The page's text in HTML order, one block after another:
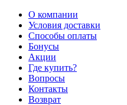
О компании
Условия доставки
Способы оплаты
Бонусы
Акции
Где купить?
Вопросы
Контакты
Возврат